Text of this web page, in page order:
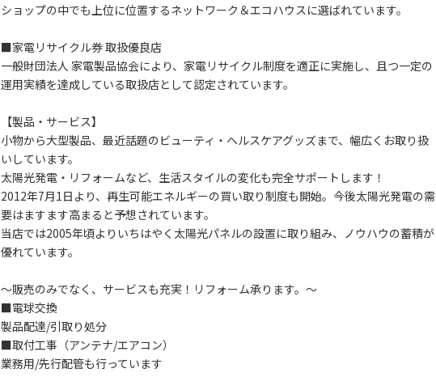
ショップの中でも上位に位置するネットワーク＆エコハウスに選ばれています。
■家電リサイクル券 取扱優良店
一般財団法人 家電製品協会により、家電リサイクル制度を適正に実施し、且つ一定の
運用実績を達成している取扱店として認定されています。
【製品・サービス】
小物から大型製品、最近話題のビューティ・ヘルスケアグッズまで、幅広くお取り扱
いしています。
太陽光発電・リフォームなど、生活スタイルの変化も完全サポートします！
2012年7月1日より、再生可能エネルギーの買い取り制度も開始。今後太陽光発電の需
要はますます高まると予想されています。
当店では2005年頃よりいちはやく太陽光パネルの設置に取り組み、ノウハウの蓄積が
優れています。
～販売のみでなく、サービスも充実！リフォーム承ります。～
■電球交換
製品配達/引取り処分
■取付工事（アンテナ/エアコン）
業務用/先行配管も行っています